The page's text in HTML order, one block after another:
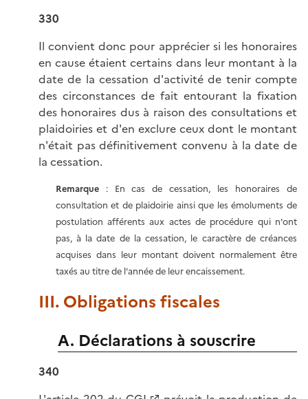
330
Il convient donc pour apprécier si les honoraires
en cause étaient certains dans leur montant à la
date de la cessation d'activité de tenir compte
des circonstances de fait entourant la fixation
des honoraires dus à raison des consultations et
plaidoiries et d'en exclure ceux dont le montant
n'était pas définitivement convenu à la date de
la cessation.
Remarque: En cas de cessation, les honoraires de
consultation et de plaidoirie ainsi que les émoluments de
postulation afférents aux actes de procédure qui n'ont
pas, à la date de la cessation, le caractère de créances
acquises dans leur montant doivent normalement être
taxés au titre de l'année de leur encaissement.
III. Obligations fiscales
A. Déclarations à souscrire
340